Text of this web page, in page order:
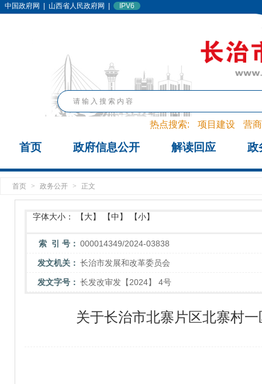
中国政府网 山西省人民政府网 IPV6
热点搜索: 项目建设 营
首页 政府信息公开 解读回应 政
首页 > 政务公开 > 正文
字体大小： 【大】 【中】 【小】
索 引 号： 000014349/2024-03838
发文机关： 长治市发展和改革委员会
发文字号： 长发改审发【2024】 4号
关于长治市北寨片区北寨村